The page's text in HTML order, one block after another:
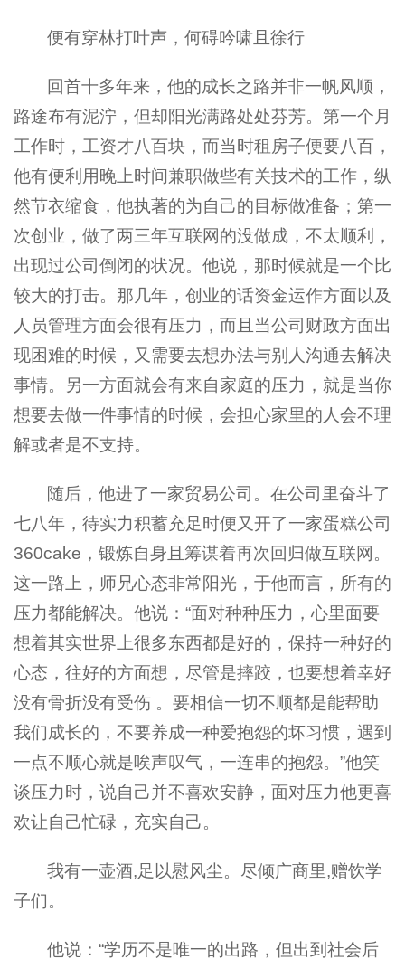
便有穿林打叶声，何碍吟啸且徐行
回首十多年来，他的成长之路并非一帆风顺，
路途布有泥泞，但却阳光满路处处芬芳。第一个月
工作时，工资才八百块，而当时租房子便要八百，
他有便利用晚上时间兼职做些有关技术的工作，纵
然节衣缩食，他执著的为自己的目标做准备；第一
次创业，做了两三年互联网的没做成，不太顺利，
出现过公司倒闭的状况。他说，那时候就是一个比
较大的打击。那几年，创业的话资金运作方面以及
人员管理方面会很有压力，而且当公司财政方面出
现困难的时候，又需要去想办法与别人沟通去解决
事情。另一方面就会有来自家庭的压力，就是当你
想要去做一件事情的时候，会担心家里的人会不理
解或者是不支持。
随后，他进了一家贸易公司。在公司里奋斗了
七八年，待实力积蓄充足时便又开了一家蛋糕公司
360cake，锻炼自身且筹谋着再次回归做互联网。
这一路上，师兄心态非常阳光，于他而言，所有的
压力都能解决。他说：“面对种种压力，心里面要
想着其实世界上很多东西都是好的，保持一种好的
心态，往好的方面想，尽管是摔跤，也要想着幸好
没有骨折没有受伤 。要相信一切不顺都是能帮助
我们成长的，不要养成一种爱抱怨的坏习惯，遇到
一点不顺心就是唉声叹气，一连串的抱怨。”他笑
谈压力时，说自己并不喜欢安静，面对压力他更喜
欢让自己忙碌，充实自己。
我有一壶酒,足以慰风尘。尽倾广商里,赠饮学
子们。
他说：“学历不是唯一的出路，但出到社会后